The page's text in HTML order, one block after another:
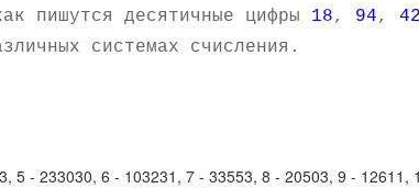
пишутся десятичные цифры 18, 94, 42
системах счисления.
5 - 233030, 6 - 103231, 7 - 33553, 8 - 20503, 9 -